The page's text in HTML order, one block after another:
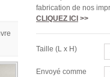
fabrication de nos
CLIQUEZ ICI>>
Taille (L x H)
Envoyé comme